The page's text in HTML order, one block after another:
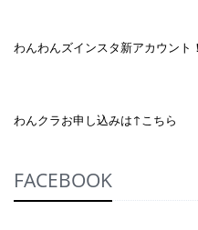
わんわんズインスタ新アカウン
わんクラお申し込みは↑こちら
FACEBOOK